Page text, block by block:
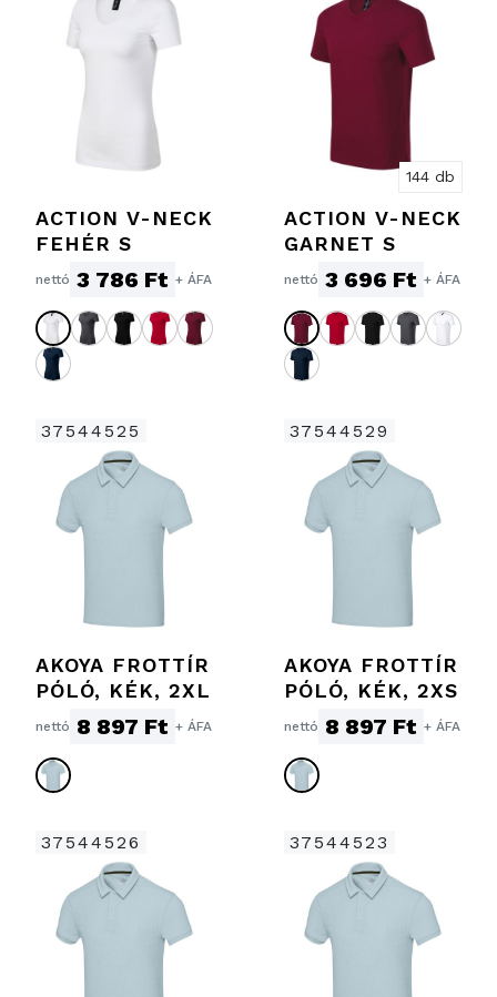
ACTION V-NECK
FEHÉR S
nettó 3 786 Ft + ÁFA
144 db
ACTION V-NECK
GARNET S
nettó 3 696 Ft + ÁFA
37544525
AKOYA FROTTÍR
PÓLÓ, KÉK, 2XL
nettó 8 897 Ft + ÁFA
37544529
AKOYA FROTTÍR
PÓLÓ, KÉK, 2XS
nettó 8 897 Ft + ÁFA
37544526 37544523